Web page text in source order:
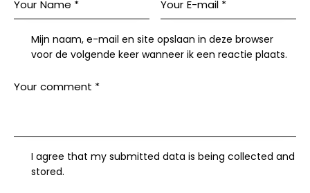
Mijn naam, e-mail en site opslaan in deze browser
voor de volgende keer wanneer ik een reactie plaats.
I agree that my submitted data is being collected and
stored.